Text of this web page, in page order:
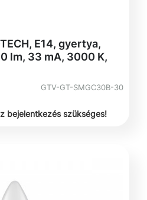
E14, gyertya,
lm, 33 mA, 3000 K,
GTV-GT-SMGC30B-30
bejelentkezés szükséges!